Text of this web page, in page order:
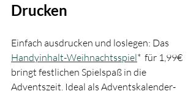
Drucken
Einfach ausdrucken und loslegen: Das
Handyinhalt-Weihnachtsspiel*  für 1,99€
bringt festlichen Spielspaß in die
Adventszeit. Ideal als Adventskalender-